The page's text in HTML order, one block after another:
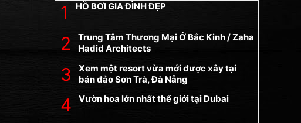
HỒ BƠI GIA ĐÌNH ĐẸP
Trung Tâm Thương Mại Ở Bắc Kinh / Zaha
Hadid Architects
Xem một resort vừa mới được xây tại
bán đảo Sơn Trà, Đà Nẵng
Vườn hoa lớn nhất thế giới tại Dubai